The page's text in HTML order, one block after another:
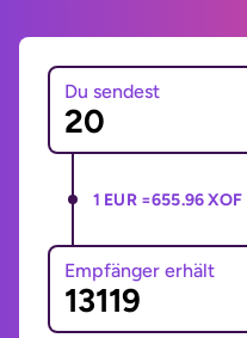
Du sendest
1 EUR =655.96 XOF
Empfänger erhält